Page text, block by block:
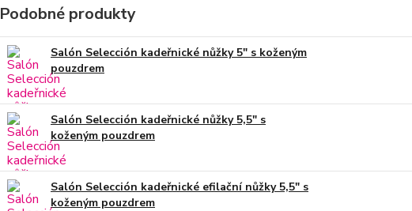
Podobné produkty
Salón Selección kadeřnické nůžky 5" s koženým
pouzdrem
Salón Selección kadeřnické nůžky 5,5" s
koženým pouzdrem
Salón Selección kadeřnické efilační nůžky 5,5" s
koženým pouzdrem